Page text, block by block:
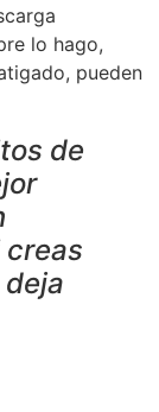
lo hago,
pueden
de
creas